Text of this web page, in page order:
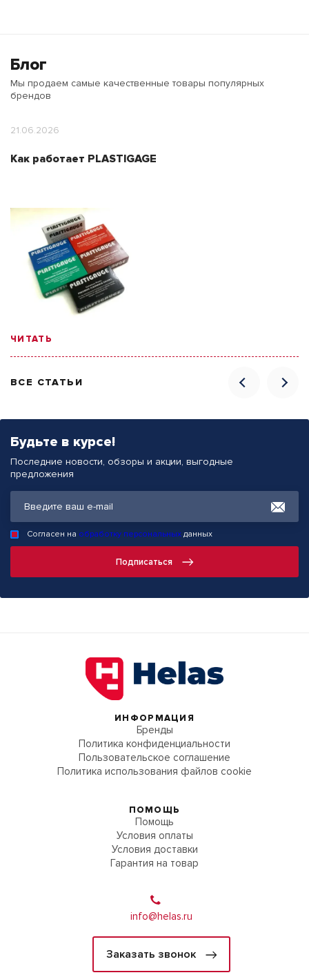
Блог
Мы продаем самые качественные товары популярных
брендов
ВСЕ СТАТЬИ
21.06.2026
Как работает PLASTIGAGE
ЧИТАТЬ
Будьте в курсе!
Последние новости, обзоры и акции, выгодные
предложения
Подписаться
Согласен на обработку персональных данных
ИНФОРМАЦИЯ
Бренды
Политика конфиденциальности
Пользовательское соглашение
Политика использования файлов cookie
ПОМОЩЬ
Помощь
Условия оплаты
Условия доставки
Гарантия на товар
info@helas.ru
Заказать звонок